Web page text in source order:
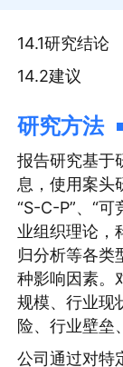
14.1研究结论
14.2建议
研究方法
报告研究基于
息，使用案头
“S-C-P”、“可
业组织理论，
归分析等各类
种影响因素。
规模、行业现
险、行业壁垒
公司通过对特